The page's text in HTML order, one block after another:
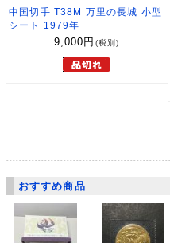
中国切手 T38M 万里の長城 小型
シート 1979年
9,000 円 (税別)
おすすめ商品